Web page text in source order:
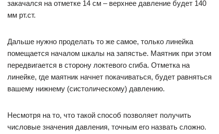
закачался на отметке 14 см – верхнее давление будет 140
мм рт.ст.
Дальше нужно проделать то же самое, только линейка
помещается началом шкалы на запястье. Маятник при этом
передвигается в сторону локтевого сгиба. Отметка на
линейке, где маятник начнет покачиваться, будет равняться
вашему нижнему (систолическому) давлению.
Несмотря на то, что такой способ позволяет получить
числовые значения давления, точным его назвать сложно.